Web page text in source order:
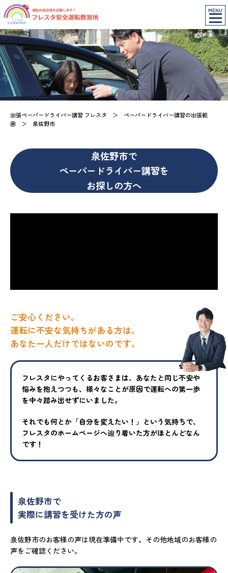
MENU
出張ペーパードライバー講習 フレスタ ＞ ペーパードライバー講習の出張範
囲 ＞ 泉佐野市
泉佐野市で
ペーパードライバー講習を
お探しの方へ
ご安心ください。
運転に不安な気持ちがある方は、
あなた一人だけではないのです。
フレスタにやってくるお客さまは、あなたと同じ不安や
悩みを抱えつつも、様々なことが原因で運転への第一歩
を中々踏み出せずにいました。
それでも何とか「自分を変えたい！」という気持ちで、
フレスタのホームページへ辿り着いた方がほとんどなん
です！
泉佐野市で
実際に講習を受けた方の声
泉佐野市のお客様の声は現在準備中です。その他地域のお客様の
声をご確認ください。